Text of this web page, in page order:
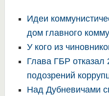
Идеи
дом главного
У кого из
Глава ГБР отказал
подозрений
Над Дубневичами